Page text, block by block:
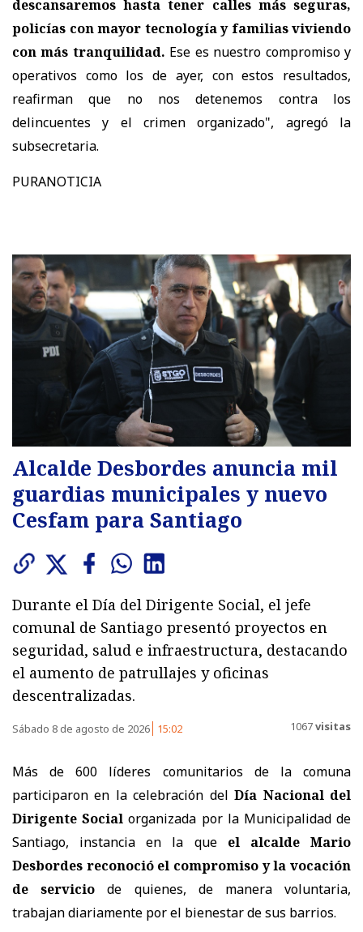
descansaremos hasta tener calles más seguras,
policías con mayor tecnología y familias viviendo
con más tranquilidad. Ese es nuestro compromiso y
operativos como los de ayer, con estos resultados,
reafirman que no nos detenemos contra los
delincuentes y el crimen organizado", agregó la
subsecretaria.
PURANOTICIA
Alcalde Desbordes anuncia mil
guardias municipales y nuevo
Cesfam para Santiago
Durante el Día del Dirigente Social, el jefe
comunal de Santiago presentó proyectos en
seguridad, salud e infraestructura, destacando
el aumento de patrullajes y oficinas
descentralizadas.
Sábado 8 de agosto de 2026 15:02 1067visitas
Más de 600 líderes comunitarios de la comuna
participaron en la celebración delDía Nacional del
Dirigente Social organizada por la Municipalidad de
Santiago, instancia en la que el alcalde Mario
Desbordes reconoció el compromiso y la vocación
de servicio de quienes, de manera voluntaria,
trabajan diariamente por el bienestar de sus barrios.